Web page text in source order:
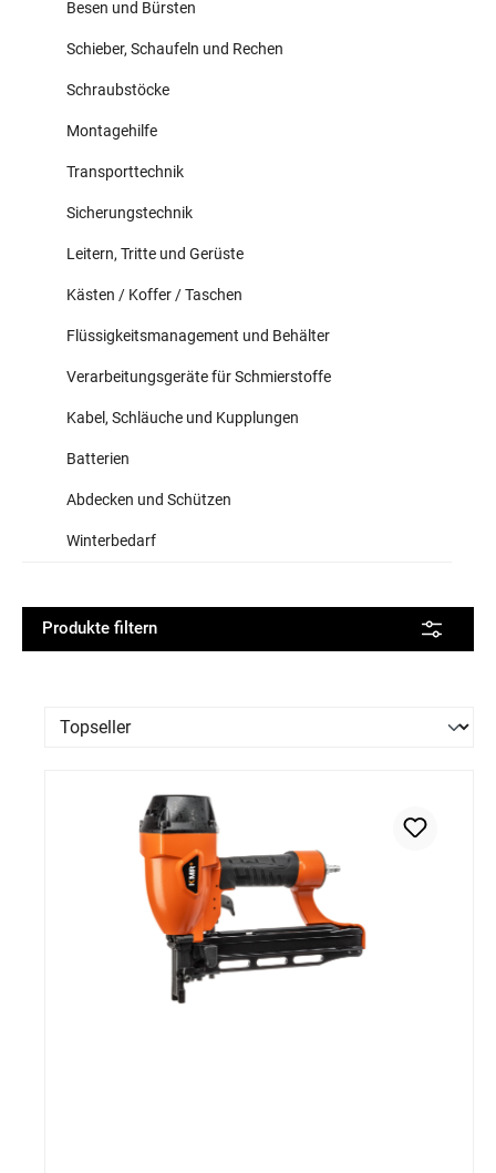
Besen und Bürsten
Schieber, Schaufeln und Rechen
Schraubstöcke
Montagehilfe
Transporttechnik
Sicherungstechnik
Leitern, Tritte und Gerüste
Kästen / Koffer / Taschen
Flüssigkeitsmanagement und Behälter
Verarbeitungsgeräte für Schmierstoffe
Kabel, Schläuche und Kupplungen
Batterien
Abdecken und Schützen
Winterbedarf
Produkte filtern